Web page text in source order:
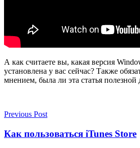
А как считаете вы, какая версия
установлена у вас сейчас? Также
мнением, была ли эта статья полезной
Previous Post
Как пользоваться iTunes Store